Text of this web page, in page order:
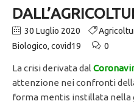
30 Luglio 2020
Biologico, covid19 0
La crisi derivata dal
attenzione nei confronti
forma mentis instillata nella